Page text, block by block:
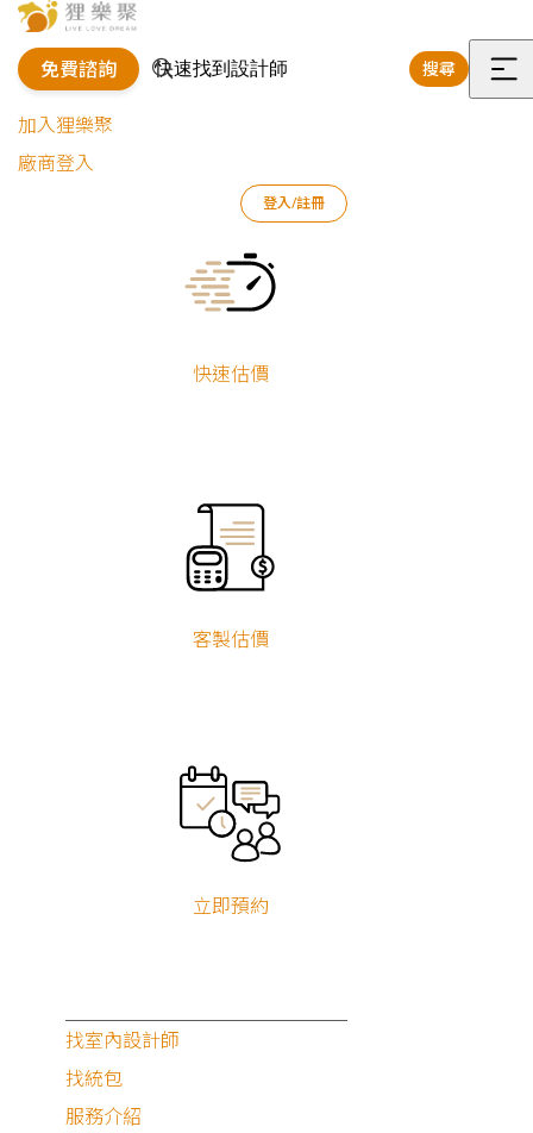
免費諮詢 搜尋
選
加入狸樂聚
廠商登入
登入/註冊
快速估價
客製估價
立即預約
找室內設計師
找統包
服務介紹
室內設計作品 莊庭緯/胡成文
幸福序曲｜北歐